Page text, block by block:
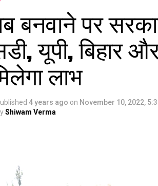
बनवाने पर
यूपी, बिहार
लाभ
4 years ago on November 10, 2022,
Shiwam Verma